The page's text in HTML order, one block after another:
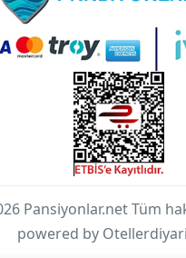
Pansiyonlar.net Tüm
powered by